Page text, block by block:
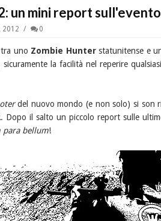
un mini report
2012 0
uno Zombie Hunterstatunitense e
sicuramente la facilità nel reperire
del nuovo mondo (e non solo) si son
. Dopo il salto un piccolo report sulle
para bellum!